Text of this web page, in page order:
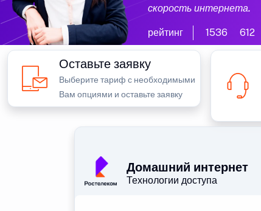
скорость интернета.
рейтинг 1536 612
Оставьте заявку
Выберите тариф с необходимыми
Вам опциями и оставьте заявку
Домашний интернет
Технологии доступа